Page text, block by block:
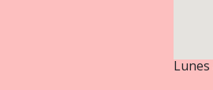
Lunes